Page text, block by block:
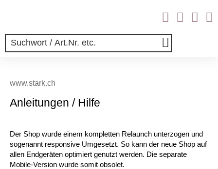
www.stark.ch
Anleitungen / Hilfe
Der Shop wurde einem kompletten Relaunch unterzogen und
sogenannt responsive Umgesetzt. So kann der neue Shop auf
allen Endgeräten optimiert genutzt werden. Die separate
Mobile-Version wurde somit obsolet.